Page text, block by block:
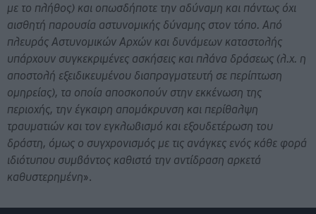
με το πλήθος) και οπωσδήποτε την αδύναμη και πάντως όχι
αισθητή παρουσία αστυνομικής δύναμης στον τόπο. Από
πλευράς Αστυνομικών Αρχών και δυνάμεων καταστολής
υπάρχουν συγκεκριμένες ασκήσεις και πλάνα δράσεως (λ.χ. η
αποστολή εξειδικευμένου διαπραγματευτή σε περίπτωση
ομηρείας), τα οποία αποσκοπούν στην εκκένωση της
περιοχής, την έγκαιρη απομάκρυνση και περίθαλψη
τραυματιών και τον εγκλωβισμό και εξουδετέρωση του
δράστη, όμως ο συγχρονισμός με τις ανάγκες ενός κάθε φορά
ιδιότυπου συμβάντος καθιστά την αντίδραση αρκετά
καθυστερημένη».